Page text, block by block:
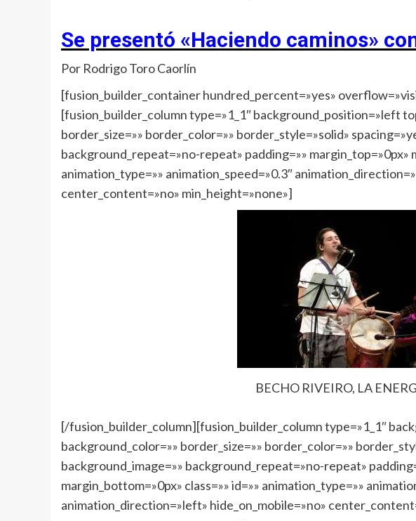
Se presentó «Haciendo caminos»
Por Rodrigo Toro Caorlín
[fusion_builder_container hundred_percent=»yes»
[fusion_builder_column type=»1_1″ background_position=»left
border_size=»» border_color=»» border_style=»solid»
background_repeat=»no-repeat» padding=»» margin_top=»0px»
animation_type=»» animation_speed=»0.3″
center_content=»no» min_height=»none»]
BECHO RIVEIRO, LA
[/fusion_builder_column][fusion_builder_column type=»1_1″
background_color=»» border_size=»» border_color=»»
background_image=»» background_repeat=»no-repeat»
margin_bottom=»0px» class=»» id=»» animation_type=»»
animation_direction=»left» hide_on_mobile=»no»